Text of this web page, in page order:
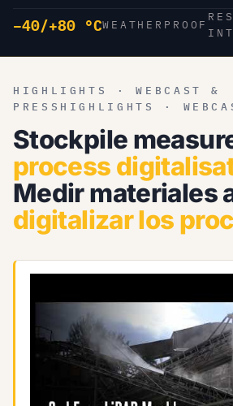
−40/+80 °CWEATHERPROOF
HIGHLIGHTS · WEBCAST &
PRESS HIGHLIGHTS ·
Stockpile
process
Medir materiales
digitalizar los